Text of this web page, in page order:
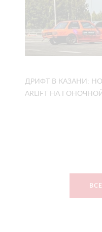
ДРИФТ В КАЗАНИ:
ARLIFT НА